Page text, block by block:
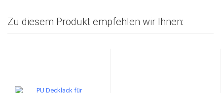
Zu diesem Produkt empfehlen wir Ihnen: